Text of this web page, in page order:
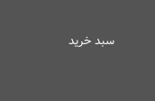
سبد خرید